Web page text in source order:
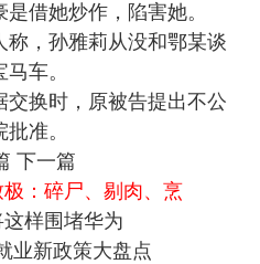
借她炒作，陷害她。
，孙雅莉从没和鄂某谈
车。
换时，原被告提出不公
准。
下一篇
：碎尸、剔肉、烹
样围堵华为
业新政策大盘点